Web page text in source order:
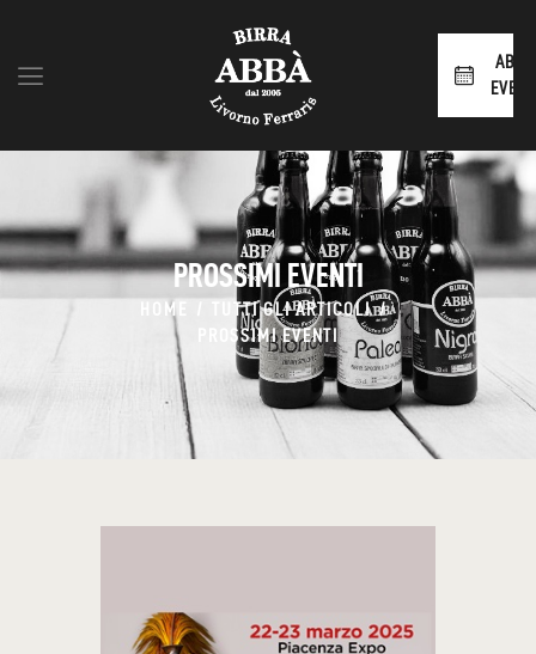
ABBÀ
PROSSIMI EVENTI
HOME
TUTTI GLI ARTICOLI
PROSSIMI EVENTI
HOME
SHOP
CHI SIAMO
BLOG
CONTATTI
AREA RIVENDITORI